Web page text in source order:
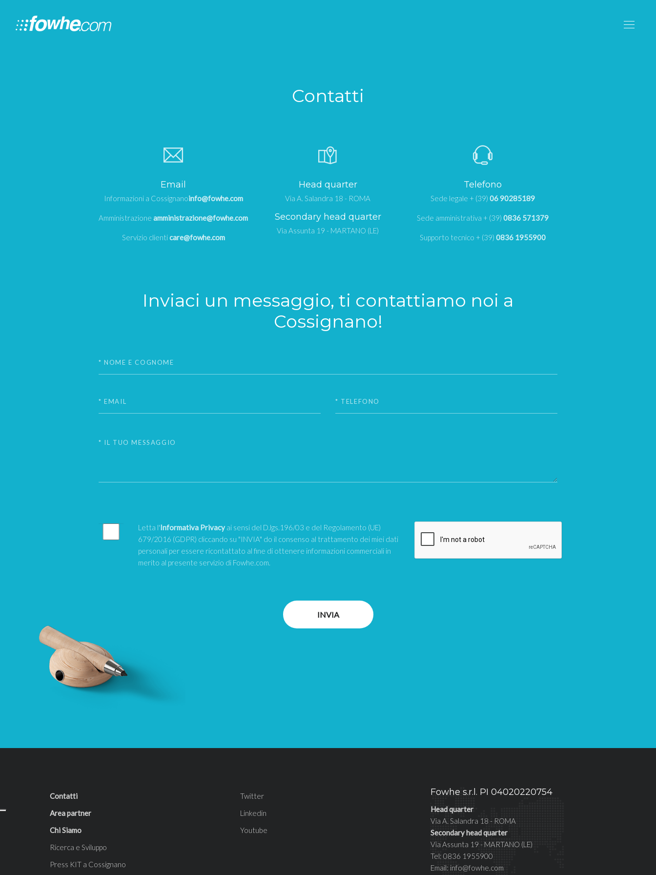
Contatti
Email
Informazioni a Cossignanoinfo@fowhe.com
Amministrazioneamministrazione@fowhe.com
Servizio clienticare@fowhe.com
Head quarter
Via A. Salandra 18 - ROMA
Secondary head quarter
Via Assunta 19 - MARTANO (LE)
Telefono
Sede legale + (39) 06 90285189
Sede amministrativa + (39) 0836 571379
Supporto tecnico + (39) 0836 1955900
Inviaci un messaggio, ti contattiamo noi a
Cossignano!
Letta l'Informativa Privacyai sensi del D.lgs.196/03 e del Regolamento (UE)
679/2016 (GDPR) cliccando su "INVIA" do il consenso al trattamento dei miei dati
personali per essere ricontattato al fine di ottenere informazioni commerciali in
merito al presente servizio di Fowhe.com.
INVIA
Contatti
Area partner
Chi Siamo
Ricerca e Sviluppo
Press KIT a Cossignano
Twitter
Linkedin
Youtube
Fowhe s.r.l. PI 04020220754
Head quarter
Via A. Salandra 18 - ROMA
Secondary head quarter
Via Assunta 19 - MARTANO (LE)
Tel: 0836 1955900
Email: info@fowhe.com